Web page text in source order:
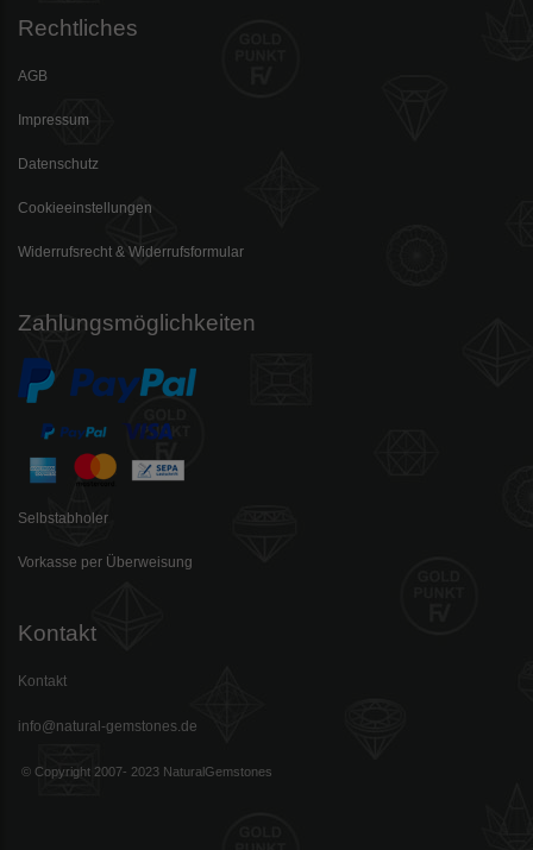
Rechtliches
AGB
Impressum
Datenschutz
Cookieeinstellungen
Widerrufsrecht & Widerrufsformular
Zahlungsmöglichkeiten
Selbstabholer
Vorkasse per Überweisung
Kontakt
Kontakt
info@natural-gemstones.de
© Copyright 2007- 2023 NaturalGemstones